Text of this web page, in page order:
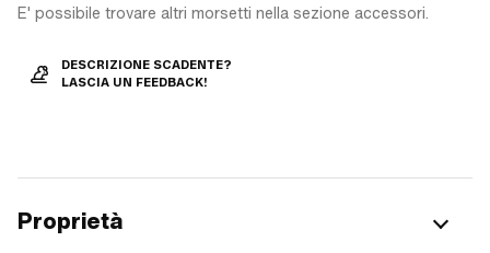
E' possibile trovare altri morsetti nella sezione accessori.
DESCRIZIONE SCADENTE?
LASCIA UN FEEDBACK!
Proprietà